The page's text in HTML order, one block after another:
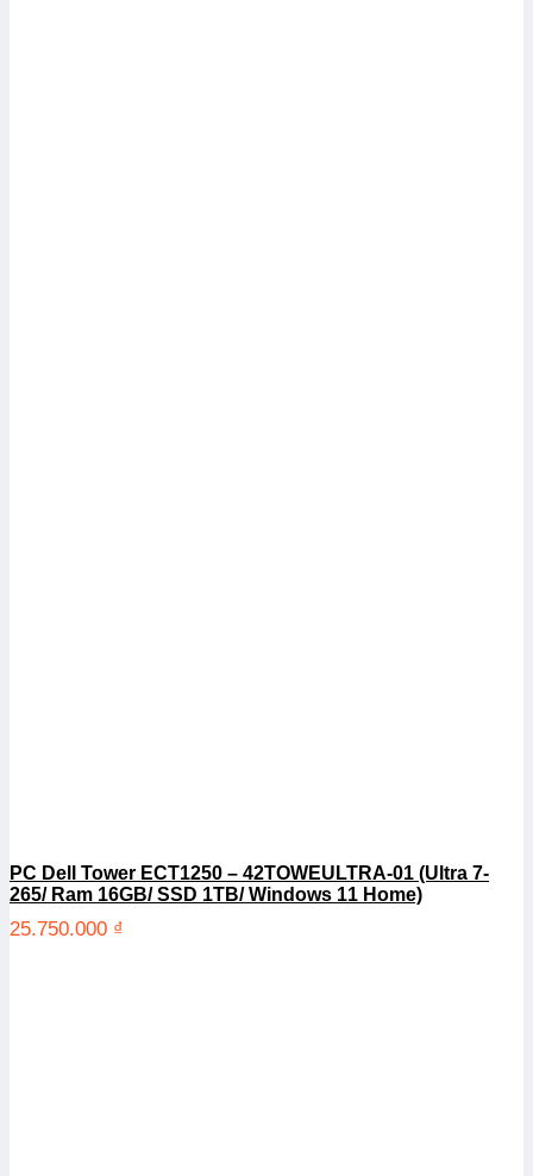
PC Dell Tower ECT1250 – 42TOWEULTRA-01 (Ultra 7-
265/ Ram 16GB/ SSD 1TB/ Windows 11 Home)
25.750.000 ₫